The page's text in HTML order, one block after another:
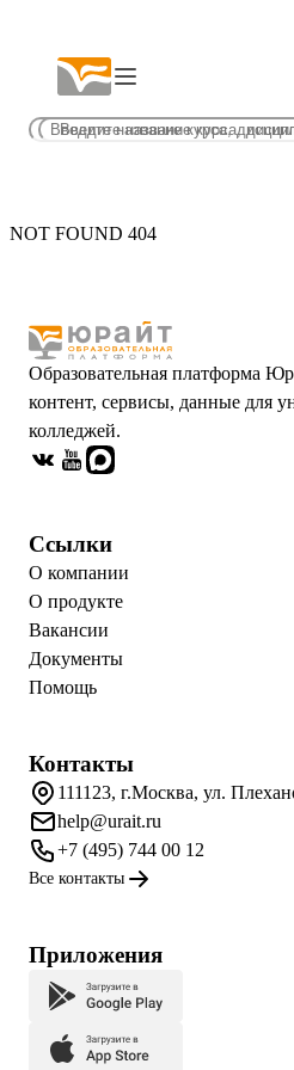
NOT FOUND 404
Образовательная платформа
контент, сервисы, данные для
колледжей.
Ссылки
О компании
О продукте
Вакансии
Документы
Помощь
Контакты
111123, г.Москва, ул.
help@urait.ru
+7 (495) 744 00 12
Все контакты
Приложения